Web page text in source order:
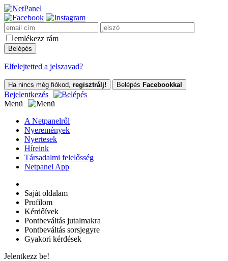
emlékezz rám
Elfelejtetted a jelszavad?
Ha nincs még fiókod, regisztrálj! Belépés Facebookkal
Bejelentkezés
Menü
A Netpanelről
Nyeremények
Nyertesek
Híreink
Társadalmi felelősség
Netpanel App
Saját oldalam
Profilom
Kérdőívek
Pontbeváltás jutalmakra
Pontbeváltás sorsjegyre
Gyakori kérdések
Jelentkezz be!